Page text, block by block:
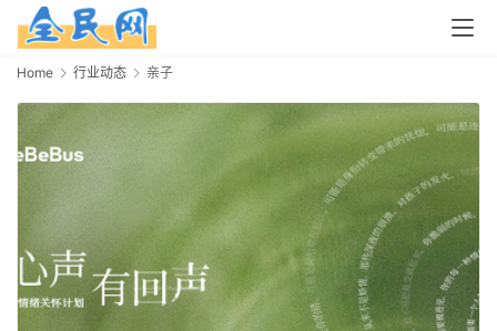
Home 行业动态 亲子